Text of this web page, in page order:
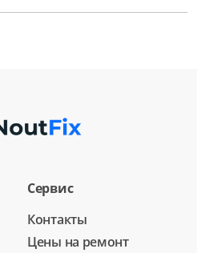
Сервис
Контакты
Цены на ремонт